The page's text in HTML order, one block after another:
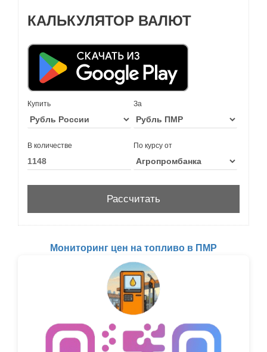
КАЛЬКУЛЯТОР ВАЛЮТ
Купить За
В количестве По курсу от
Мониторинг цен на топливо в ПМР